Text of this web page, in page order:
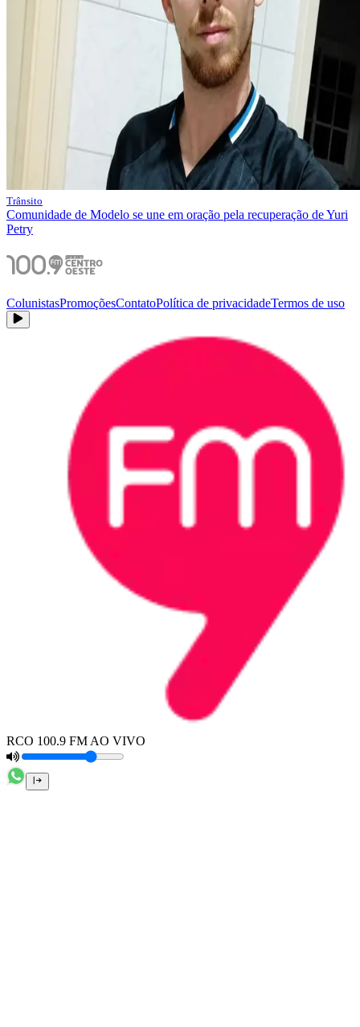
Trânsito
Comunidade de Modelo se une em oração pela recuperação de Yuri
Petry
ColunistasPromoçõesContatoPolítica de privacidadeTermos de uso
RCO 100.9 FM AO VIVO